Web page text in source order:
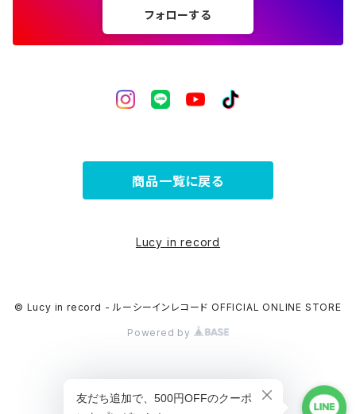
フォローする
商品一覧に戻る
Lucy in record
© Lucy in record - ルーシーインレコード OFFICIAL ONLINE STORE
Powered by